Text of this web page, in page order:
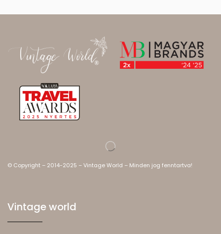
© Copyright – 2014-2025 – Vintage World – Minden jog fenntartva!
Vintage world